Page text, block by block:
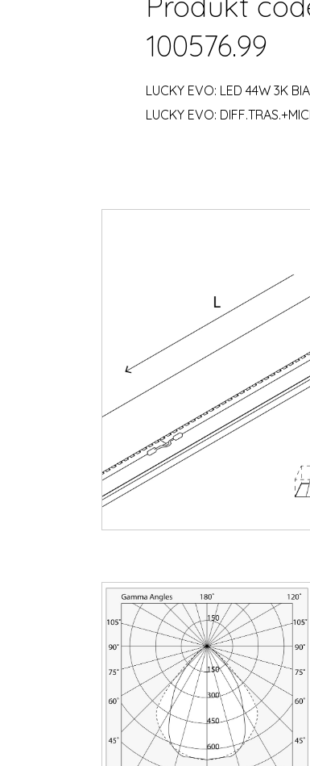
100576.99
LUCKY EVO: LED 44W 3K
LUCKY EVO: